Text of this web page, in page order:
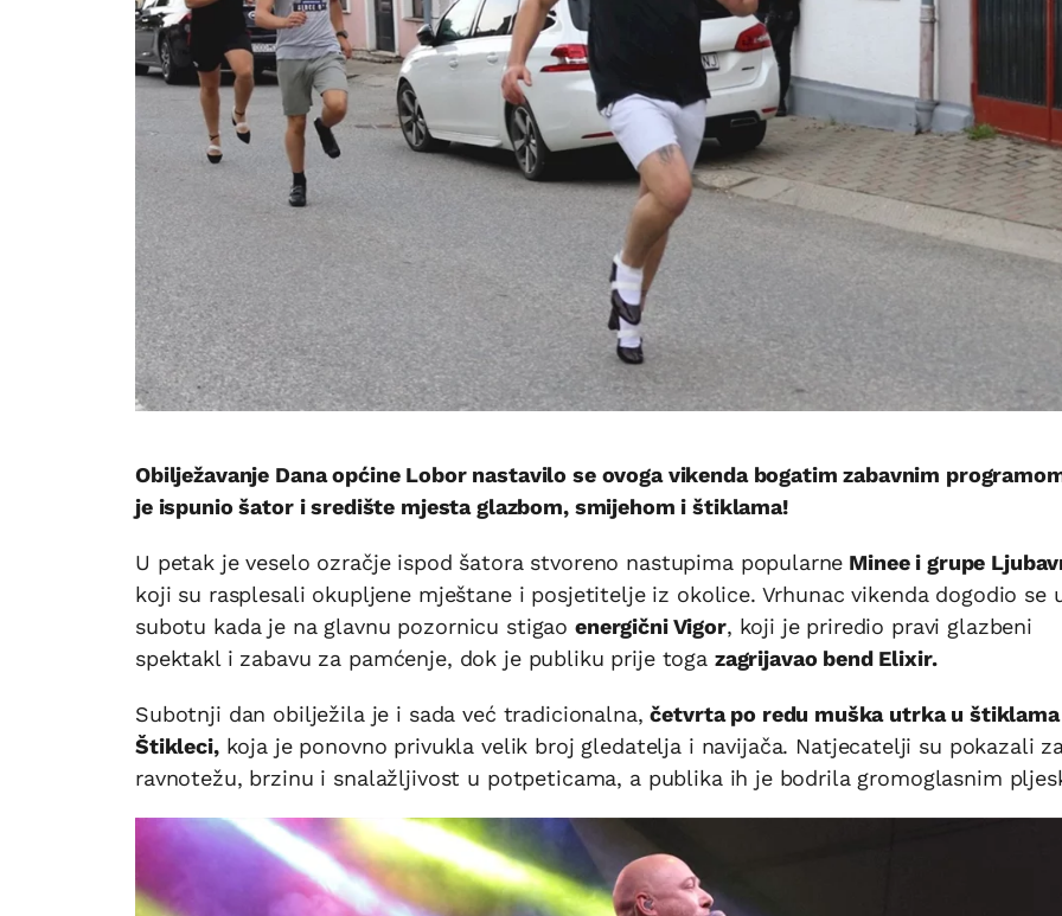
Obilježavanje Dana općine Lobor nastavilo se ovoga vikenda bogatim zabavnim
je ispunio šator i središte mjesta glazbom, smijehom i štiklama!
U petak je veselo ozračje ispod šatora stvoreno nastupima popularne Minee i grupe
koji su rasplesali okupljene mještane i posjetitelje iz okolice. Vrhunac vikenda dogodio se
subotu kada je na glavnu pozornicu stigao energični Vigor, koji je priredio pravi glazbeni
spektakl i zabavu za pamćenje, dok je publiku prije toga zagrijavao bend Elixir.
Subotnji dan obilježila je i sada već tradicionalna,četvrta po redu muška utrka u
Štikleci,koja je ponovno privukla velik broj gledatelja i navijača. Natjecatelji su pokazali
ravnotežu, brzinu i snalažljivost u potpeticama, a publika ih je bodrila gromoglasnim